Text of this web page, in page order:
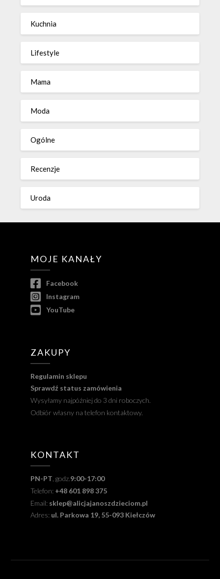
Kuchnia
Lifestyle
Mama
Moda
Ogólne
Recenzje
Uroda
MOJE KANAŁY
Facebook
Instagram
YouTube
ZAKUPY
Regulamin sklepu
Sprawdź status zamówienia
Wysyłamy najpóźniej do 3 dni roboczych.
Odbiór własny na telefon kontaktowy.
KONTAKT
PN-PT , godz.9:00-17:00
Telefon: +48 601 898 375
Email: sklep@alicjajanoszdzieciom.pl
Adres: ul. Parkowa 19, 55-093 Kiełczów